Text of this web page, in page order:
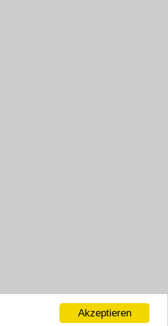
Akzeptieren